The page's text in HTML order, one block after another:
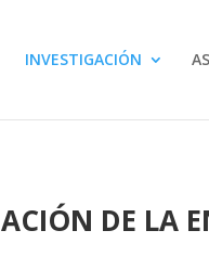
INVESTIGACIÓN
DE LA